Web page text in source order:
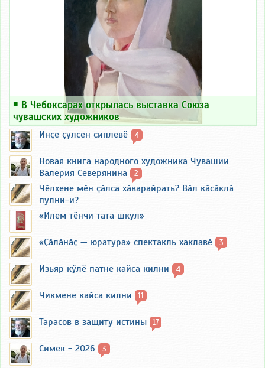
￭ В Чебоксарах открылась выставка Союза
чувашских художников
Инҫе ҫулсен сиплевӗ 4
Новая книга народного художника Чувашии
Валерия Северянина
2
Чӗлхене мӗн ҫӑлса хӑварайрать? Вӑл кӑсӑклӑ
пулни-и?
«Илем тӗнчи тата шкул»
«Ҫӑлӑнӑҫ — юратура» спектакль хаклавӗ 3
Изьяр кӳлӗ патне кайса килни 4
Чикмене кайса килни 11
Тарасов в защиту истины 17
Симек - 2026 3